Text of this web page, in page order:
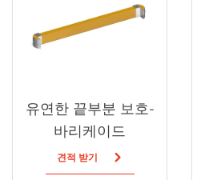
유연한 끝부분 보호-
바리케이드
견적 받기